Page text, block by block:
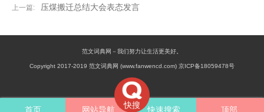
上一篇: 压煤搬迁总结大会表态发言
快搜
首页 网站导航 快速搜索 顶部
范文词典网－我们努力让生活更美好。
Copyright 2017-2019 范文词典网 (www.fanwencd.com) 京ICP备18059478号